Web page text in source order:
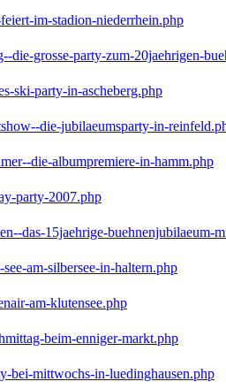
im-stadion-niederrhein.php
die-grosse-party-zum-20jaehrigen-
ski-party-in-ascheberg.php
die-jubilaeumsparty-in-
die-albumpremiere-in-hamm.php
party-2007.php
das-15jaehrige-buehnenjubilaeum-
see-am-silbersee-in-haltern.php
am-klutensee.php
beim-enniger-markt.php
bei-mittwochs-in-luedinghausen.php